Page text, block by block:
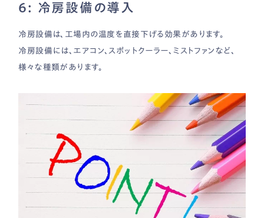
6: 冷房設備の導入
冷房設備は、工場内の温度を直接下げる効果があります。
冷房設備には、エアコン、スポットクーラー、ミストファンなど、
様々な種類があります。